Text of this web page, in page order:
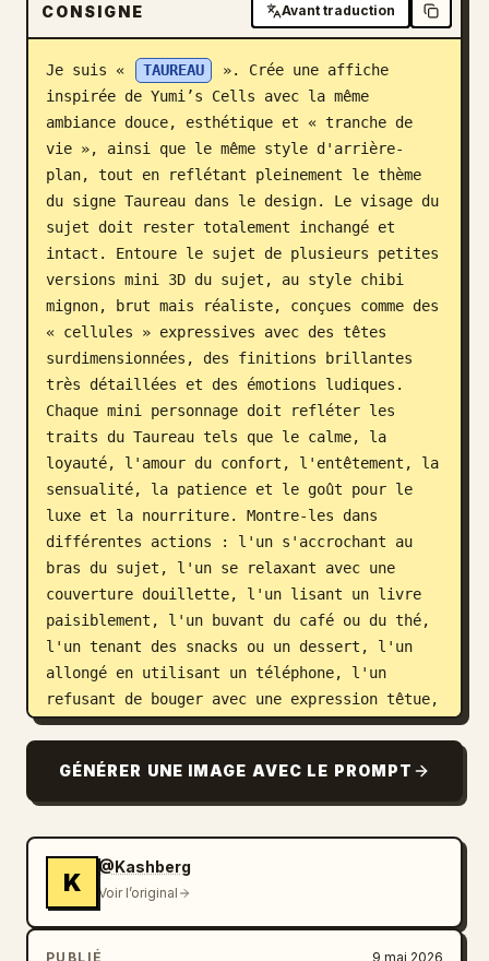
Blog
Mises à jour
CONSIGNE Avant traduction
Je suis « TAUREAU
». Crée une affiche
inspirée de Yumi’s Cells avec la même
ambiance douce, esthétique et « tranche de
vie », ainsi que le même style d'arrière-
plan, tout en reflétant pleinement le thème
du signe Taureau dans le design. Le visage du
sujet doit rester totalement inchangé et
intact. Entoure le sujet de plusieurs petites
versions mini 3D du sujet, au style chibi
mignon, brut mais réaliste, conçues comme des
« cellules » expressives avec des têtes
surdimensionnées, des finitions brillantes
très détaillées et des émotions ludiques.
Chaque mini personnage doit refléter les
traits du Taureau tels que le calme, la
loyauté, l'amour du confort, l'entêtement, la
sensualité, la patience et le goût pour le
luxe et la nourriture. Montre-les dans
différentes actions : l'un s'accrochant au
bras du sujet, l'un se relaxant avec une
couverture douillette, l'un lisant un livre
paisiblement, l'un buvant du café ou du thé,
l'un tenant des snacks ou un dessert, l'un
allongé en utilisant un téléphone, l'un
refusant de bouger avec une expression têtue,
l'un ayant l'air somnolent et indifférent, et
réveil matinal ». Ajoute des gribouillages
ludiques dessinés à la main interagissant
chibi — contours de poses, esquisses de
coussins confortables, vapeur de boissons,
petites fleurs, détails scintillants et
accents de mouvement calmes pour améliorer la
GÉNÉRER UNE IMAGE AVEC LE PROMPT
K
@Kashberg
Voir l’original
PUBLIÉ 9 mai 2026